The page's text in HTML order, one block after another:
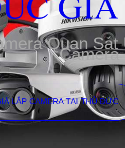
Quan
Camera
LẮP CAMERA TẠI THỦ ĐỨC